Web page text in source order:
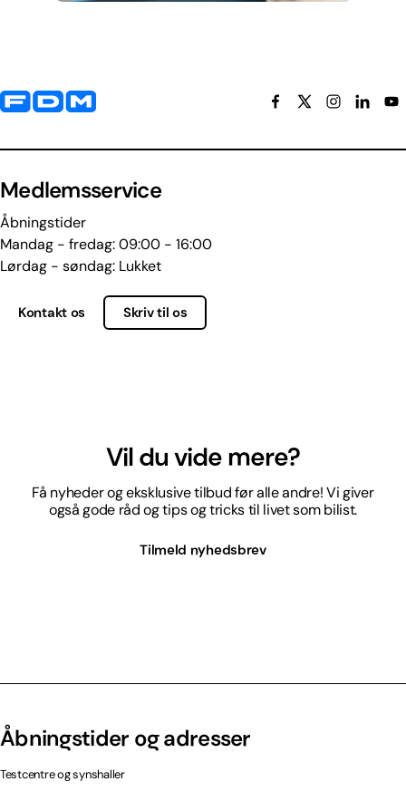
Yderligere information og kontaktoplysninger
Medlemsservice
Åbningstider
Mandag - fredag: 09:00 - 16:00
Lørdag - søndag: Lukket
Kontakt os Skriv til os
Vil du vide mere?
Få nyheder og eksklusive tilbud før alle andre! Vi giver
også gode råd og tips og tricks til livet som bilist.
Tilmeld nyhedsbrev
Åbningstider og adresser
Testcentre og synshaller